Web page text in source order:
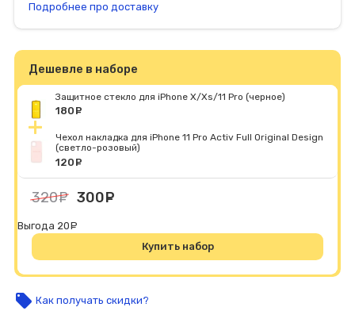
Подробнее про доставку
Дешевле в наборе
Защитное стекло для iPhone X/Xs/11 Pro (черное)
180
Чехол накладка для iPhone 11 Pro Activ Full Original Design
(светло-розовый)
120
320 руб.
300
Выгода 20
Купить набор
local_offer Как получать скидки?